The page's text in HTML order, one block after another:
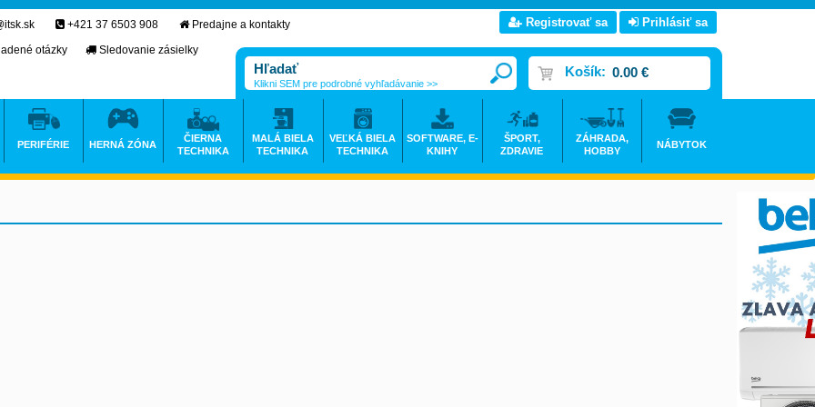
+421 37 6503 908
Predajne a kontakty
otázky
Sledovanie zásielky
Registrovať sa Prihlásiť sa
Košík: 0.00 €
Klikni SEM pre podrobné vyhľadávanie >>
PERIFÉRIE HERNÁ ZÓNA
ČIERNA
TECHNIKA
MALÁ BIELA
TECHNIKA
VEĽKÁ BIELA
TECHNIKA
SOFTWARE, E-
KNIHY
ŠPORT,
ZDRAVIE
ZÁHRADA,
HOBBY
NÁBYTOK